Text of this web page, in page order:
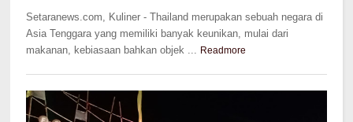
Setaranews.com, Kuliner - Thailand merupakan sebuah negara di
Asia Tenggara yang memiliki banyak keunikan, mulai dari
makanan, kebiasaan bahkan objek ... Readmore